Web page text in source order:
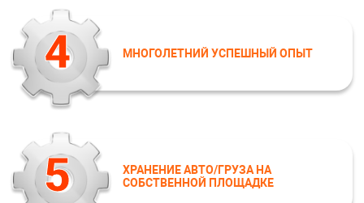
МНОГОЛЕТНИЙ УСПЕШНЫЙ ОПЫТ
4
ХРАНЕНИЕ АВТО/ГРУЗА НА
СОБСТВЕННОЙ ПЛОЩАДКЕ
5